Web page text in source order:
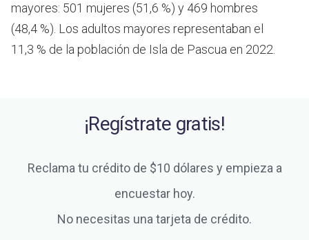
mayores: 501 mujeres (51,6 %) y 469 hombres
(48,4 %). Los adultos mayores representaban el
11,3 % de la población de Isla de Pascua en 2022.
¡Regístrate gratis!
Reclama tu crédito de $10 dólares y empieza a
encuestar hoy.
No necesitas una tarjeta de crédito.